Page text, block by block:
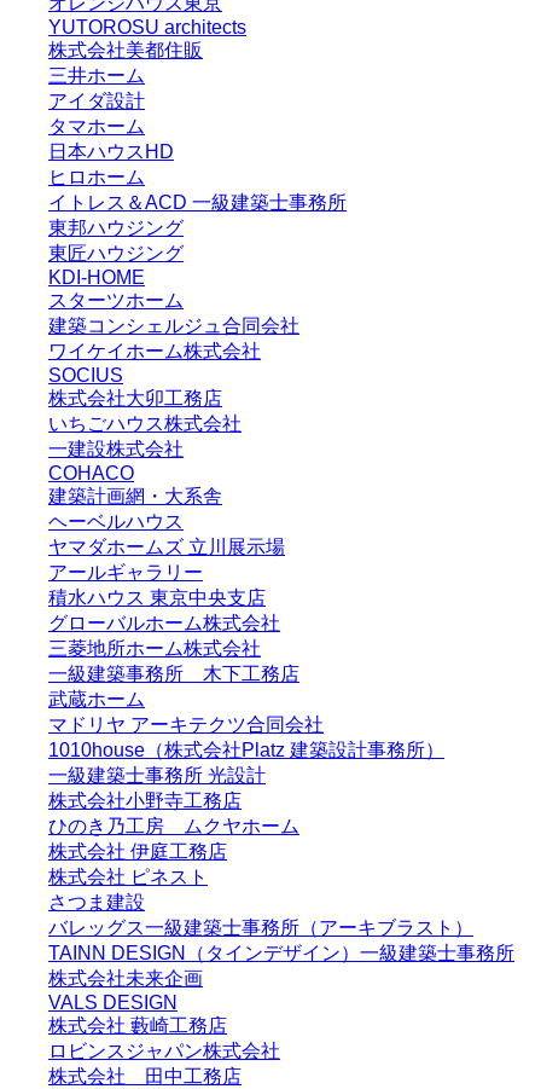
YUTOROSU architects
株式会社美都住販
三井ホーム
アイダ設計
タマホーム
日本ハウスHD
ヒロホーム
イトレス＆ACD 一級建築士事務所
東邦ハウジング
東匠ハウジング
KDI-HOME
スターツホーム
建築コンシェルジュ合同会社
ワイケイホーム株式会社
SOCIUS
株式会社大卯工務店
いちごハウス株式会社
一建設株式会社
COHACO
建築計画網・大系舎
ヘーベルハウス
ヤマダホームズ 立川展示場
アールギャラリー
積水ハウス 東京中央支店
グローバルホーム株式会社
三菱地所ホーム株式会社
一級建築事務所 木下工務店
武蔵ホーム
マドリヤ アーキテクツ合同会社
1010house（株式会社Platz 建築設計事務所）
一級建築士事務所 光設計
株式会社小野寺工務店
ひのき乃工房 ムクヤホーム
株式会社 伊庭工務店
株式会社 ピネスト
さつま建設
バレッグス一級建築士事務所（アーキブラスト）
TAINN DESIGN（タインデザイン）一級建築士事務所
株式会社未来企画
VALS DESIGN
株式会社 藪崎工務店
ロビンスジャパン株式会社
株式会社 田中工務店